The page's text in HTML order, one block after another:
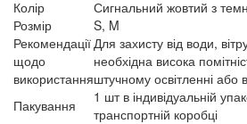
Колір
Сигнальний жовтий з
Розмір
S, M
Рекомендації
щодо
використання
Для захисту від води,
необхідна висока
штучному освітленні або
Пакування
1 шт в індивідуальній
транспортній коробці